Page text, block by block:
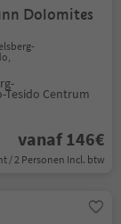
Dolomites
Tesido Centrum
vanaf 146€
/ 2 Personen Incl. btw